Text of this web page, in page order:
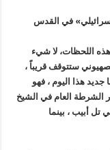
في القدس
اللحظات، لا شيء
ستتوقف قريباً ،
هذا اليوم ، فهو
العام في الشيخ
أبيب ، بينما